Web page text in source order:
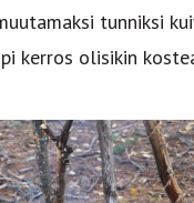
tunniksi
kerros olisikin